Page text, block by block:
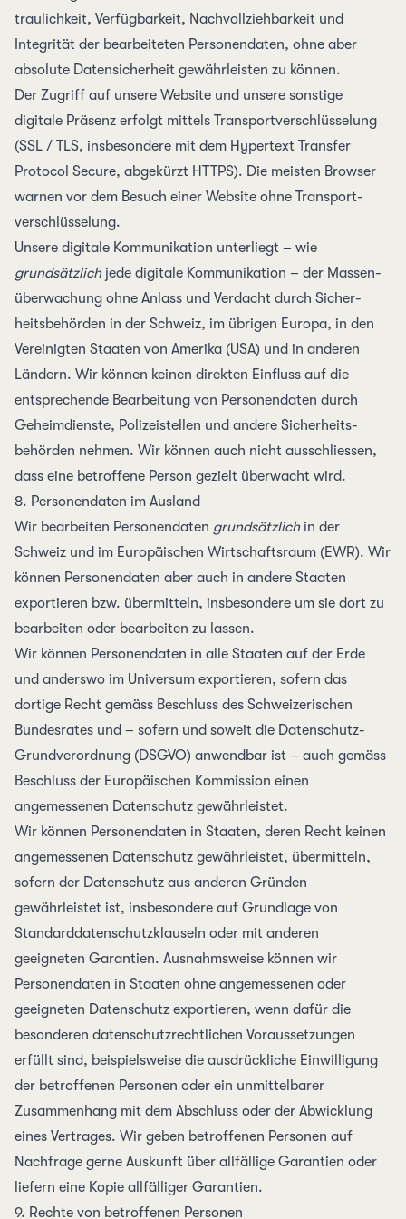
traulichkeit, Ver­fügbarkeit, Nach­vollzieh­barkeit und
Integrität der bearbeiteten Personen­daten, ohne aber
absolute Daten­sicherheit gewährleisten zu können.
Der Zugriff auf unsere Website und unsere sonstige
digitale Präsenz erfolgt mittels Transport­verschlüsselung
(SSL / TLS, insbesondere mit dem Hypertext Transfer
Protocol Secure, abgekürzt HTTPS). Die meisten Browser
warnen vor dem Besuch einer Website ohne Transport­
verschlüsselung.
Unsere digitale Kommunikation unterliegt – wie
grundsätzlichjede digitale Kommunikation – der Massen­
überwachung ohne Anlass und Verdacht durch Sicher­
heitsbehörden in der Schweiz, im übrigen Europa, in den
Vereinigten Staaten von Amerika (USA) und in anderen
Ländern. Wir können keinen direkten Einfluss auf die
entsprechende Bearbeitung von Personen­daten durch
Geheim­dienste, Polizei­stellen und andere Sicherheits­
behörden nehmen. Wir können auch nicht ausschliessen,
dass eine betroffene Person gezielt überwacht wird.
8. Personen­daten im Ausland
Wir bearbeiten Personen­daten grundsätzlichin der
Schweiz und im Euro­päischen Wirtschafts­raum (EWR). Wir
können Personen­daten aber auch in andere Staaten
exportieren bzw. übermitteln, insbesondere um sie dort zu
bear­beiten oder bear­beiten zu lassen.
Wir können Personen­daten in alle Staaten auf der Erde
und anderswo im Universum exportieren, sofern das
dortige Recht gemäss Beschluss des Schwei­zerischen
Bundesrates und – sofern und soweit die Daten­schutz-
Grund­verordnung (DSGVO) anwendbar ist – auch gemäss
Beschluss der Euro­päischen Kommission einen
angemessenen Daten­schutz gewährleistet.
Wir können Personen­daten in Staaten, deren Recht keinen
angemessenen Daten­schutz gewähr­leistet, über­mitteln,
sofern der Daten­schutz aus anderen Gründen
gewährleistet ist, insbesondere auf Grund­lage von
Standard­daten­schutzklauseln oder mit anderen
geeigneten Garantien. Ausnahms­weise können wir
Personen­daten in Staaten ohne angemessenen oder
geeigneten Daten­schutz exportieren, wenn dafür die
besonderen daten­schutz­rechtlichen Voraus­setzungen
erfüllt sind, beispiels­weise die aus­drückliche Ein­willigung
der betroffenen Personen oder ein unmittelbarer
Zusammen­hang mit dem Abschluss oder der Abwicklung
eines Vertrages. Wir geben betroffenen Personen auf
Nachfrage gerne Aus­kunft über all­fällige Garantien oder
liefern eine Kopie all­fälliger Garantien.
9. Rechte von betroffenen Personen